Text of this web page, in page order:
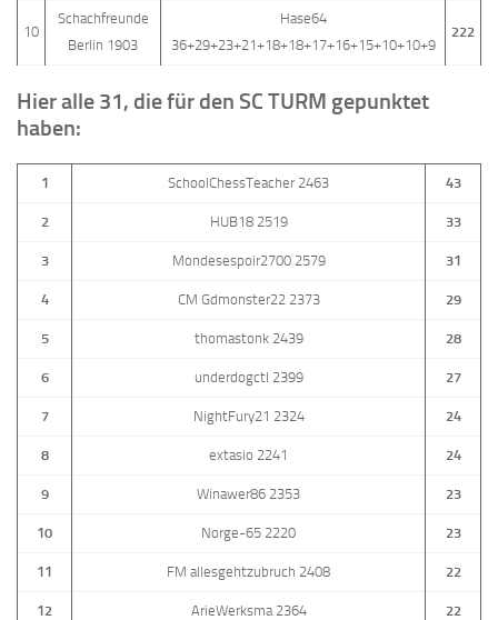
10
Schachfreunde
Berlin 1903
Hase64
36+29+23+21+18+18+17+16+15+10+10+9
222
Hier alle 31, die für den SC TURM gepunktet
haben:
1 SchoolChessTeacher 2463 43
2 HUB18 2519 33
3 Mondesespoir2700 2579 31
4 CM Gdmonster22 2373 29
5 thomastonk 2439 28
6 underdogctl 2399 27
7 NightFury21 2324 24
8 extasio 2241 24
9 Winawer86 2353 23
10 Norge-65 2220 23
11 FM allesgehtzubruch 2408 22
12 ArieWerksma 2364 22